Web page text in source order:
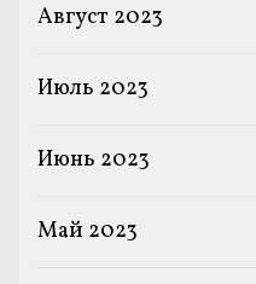
Август 2023
Июль 2023
Июнь 2023
Май 2023